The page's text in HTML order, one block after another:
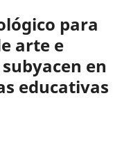
para
arte e
en
educativas